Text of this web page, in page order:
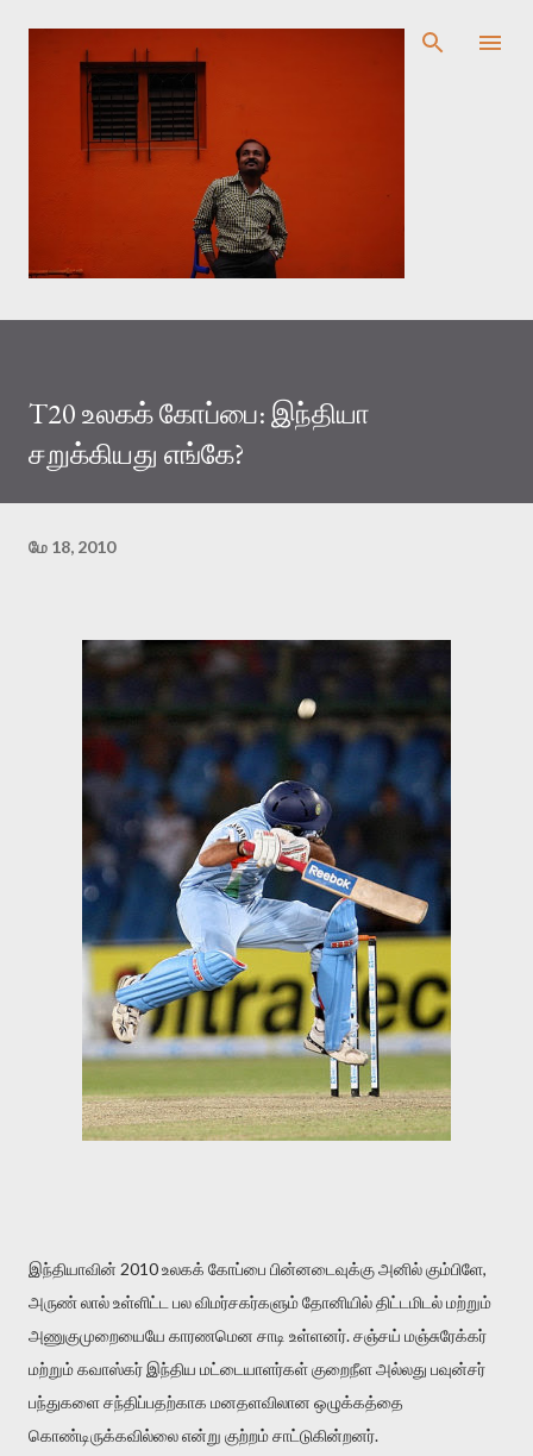
முதன்மை உள்ளடக்கத்திற்குச் செல்
T20 உலகக் கோப்பை: இந்தியா
சறுக்கியது எங்கே?
மே 18, 2010
இந்தியாவின் 2010 உலகக் கோப்பை பின்னடைவுக்கு அனில் கும்பிளே,
அருண் லால் உள்ளிட்ட பல விமர்சகர்களும் தோனியில் திட்டமிடல் மற்றும்
அணுகுமுறையையே காரணமென சாடி உள்ளனர். சஞ்சய் மஞ்சுரேக்கர்
மற்றும் கவாஸ்கர் இந்திய மட்டையாளர்கள் குறைநீள அல்லது பவுன்சர்
பந்துகளை சந்திப்பதற்காக மனதளவிலான ஒழுக்கத்தை
கொண்டிருக்கவில்லை என்று குற்றம் சாட்டுகின்றனர்.